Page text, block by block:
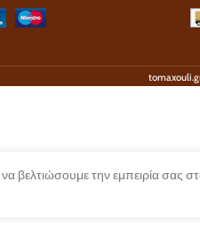
βελτιώσουμε την εμπειρία